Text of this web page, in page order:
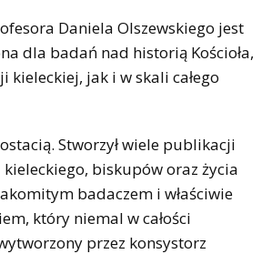
Daniela Olszewskiego jest
dla badań nad historią Kościoła,
kieleckiej, jak i w skali całego
Stworzył wiele publikacji
kieleckiego, biskupów oraz życia
badaczem i właściwie
który niemal w całości
przez konsystorz